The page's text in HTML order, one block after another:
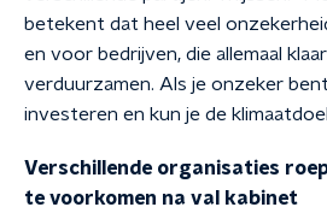
betekent dat heel veel
en voor bedrijven, die allemaal
verduurzamen. Als je onzeker
investeren en kun je de
Verschillende organisaties
te voorkomen na val kabinet